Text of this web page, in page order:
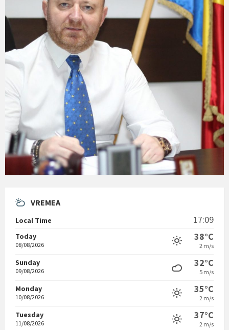
VREMEA
Local Time 17:09
Today
08/08/2026
38°C
2 m/s
Sunday
09/08/2026
32°C
5 m/s
Monday
10/08/2026
35°C
2 m/s
Tuesday
11/08/2026
37°C
2 m/s